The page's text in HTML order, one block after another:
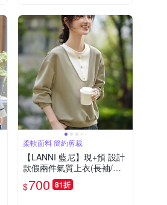
柔軟面料 簡約剪裁
【LANNI 藍尼】現+預 設計
款假兩件氣質上衣(長袖/女
上衣/百搭)
$700 81折